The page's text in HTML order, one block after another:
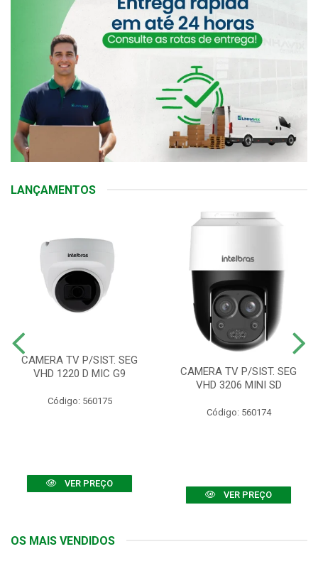
LANÇAMENTOS
CAMERA TV P/SIST. SEG
VHD 1220 D MIC G9
Código: 560175
VER PREÇO
CAMERA TV P/SIST. SEG
VHD 3206 MINI SD
Código: 560174
VER PREÇO
OS MAIS VENDIDOS